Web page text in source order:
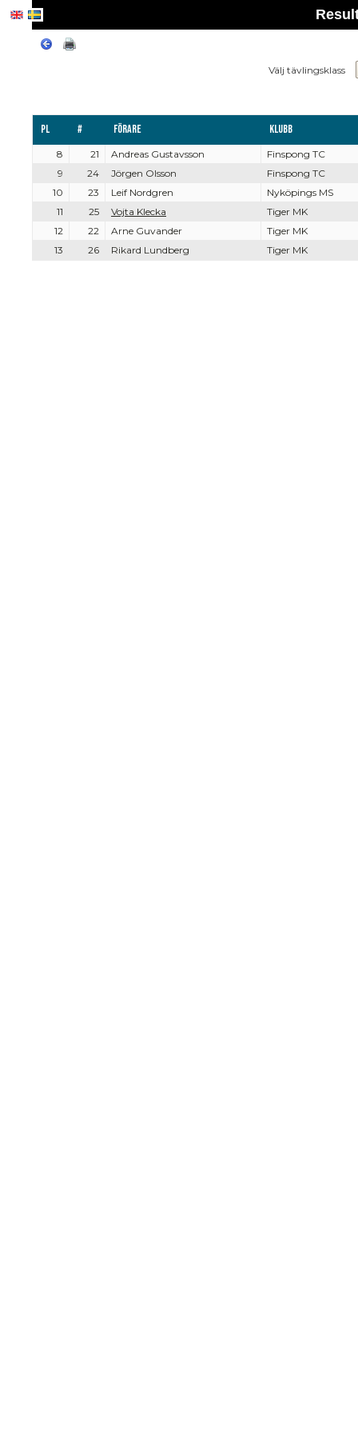
Välj tävlingsklass
Pl # Förare Klubb
8 21 Andreas Gustavsson
Finspong TC
9
24 Jörgen Olsson
Finspong TC
10
23 Leif Nordgren
Nyköpings MS
11
25 Vojta Klecka
Tiger MK
12
22 Arne Guvander
Tiger MK
13
26 Rikard Lundberg Tiger MK